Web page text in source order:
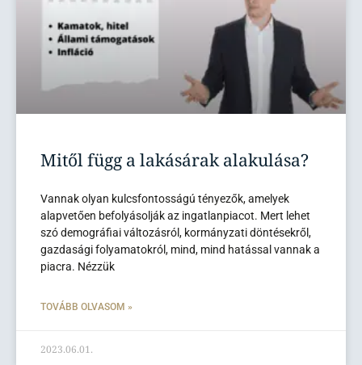
Mitől függ a lakásárak alakulása?
Vannak olyan kulcsfontosságú tényezők, amelyek
alapvetően befolyásolják az ingatlanpiacot. Mert lehet
szó demográfiai változásról, kormányzati döntésekről,
gazdasági folyamatokról, mind, mind hatással vannak a
piacra. Nézzük
TOVÁBB OLVASOM »
2023.06.01.